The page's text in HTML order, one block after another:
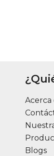
Acerca
Blogs